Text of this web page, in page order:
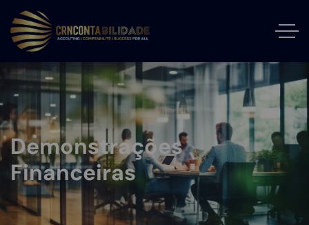
Demonstrações
Financeiras